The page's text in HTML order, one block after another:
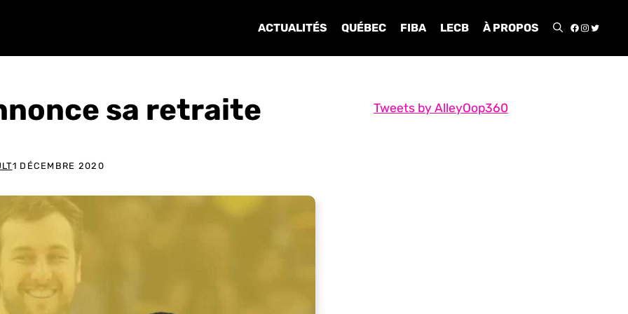
ACTUALITÉS QUÉBEC FIBA LECB À PROPOS
sa retraite
1 DÉCEMBRE 2020
Tweets by AlleyOop360